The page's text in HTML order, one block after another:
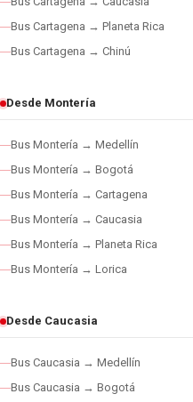
Bus Cartagena → Planeta Rica
Bus Cartagena → Chinú
Desde Montería
Bus Montería → Medellín
Bus Montería → Bogotá
Bus Montería → Cartagena
Bus Montería → Caucasia
Bus Montería → Planeta Rica
Bus Montería → Lorica
Desde Caucasia
Bus Caucasia → Medellín
Bus Caucasia → Bogotá